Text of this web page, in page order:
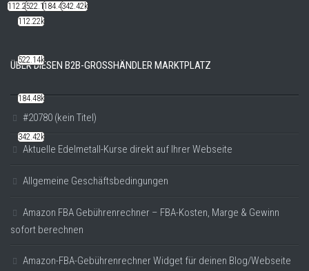
112.22k522.14k184.48k342.42k
ÜBER DIESEN B2B-GROSSHÄNDLER MARKTPLATZ
#20780 (kein Titel)
Aktuelle Edelmetall-Kurse direkt auf Ihrer Webseite
Allgemeine Geschäftsbedingungen
Amazon FBA Gebührenrechner – FBA-Kosten, Marge & Gewinn
sofort berechnen
Amazon-FBA-Gebührenrechner Widget für deinen Blog/Webseite
112.22k
522.14k
184.48k
342.42k